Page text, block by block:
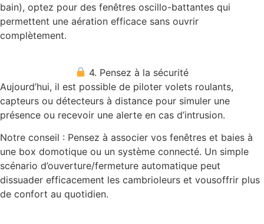
bain), optez pour des fenêtres oscillo-battantes qui
permettent une aération efficace sans ouvrir
complètement.
4. Pensez à la sécurité
Aujourd’hui, il est possible de piloter volets roulants,
capteurs ou détecteurs à distance pour simuler une
présence ou recevoir une alerte en cas d’intrusion.
Notre conseil : Pensez à associer vos fenêtres et baies à
une box domotique ou un système connecté. Un simple
scénario d’ouverture/fermeture automatique peut
dissuader efficacement les cambrioleurs et vousoffrir plus
de confort au quotidien.